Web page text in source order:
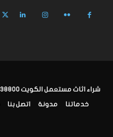
شراء اثاث مستعمل الكويت 90038800 معرض الزهراء
خدماتنا مدونة اتصل بنا